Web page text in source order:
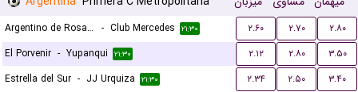
Argentino de Rosario - Club Mercedes ۲۱:۳۰ ۲.۶۰ ۲.۷۰
۲.۸۰
El Porvenir - Yupanqui ۲۱:۳۰ ۲.۱۲ ۲.۸۰
۳.۵۰
Estrella del Sur - JJ Urquiza ۲۱:۳۰ ۲.۳۴ ۲.۵۰ ۳.۴۰